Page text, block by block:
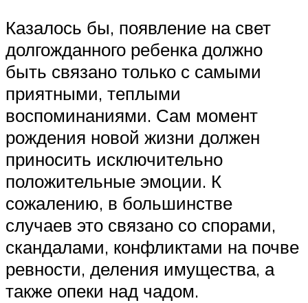
Казалось бы, появление на свет
долгожданного ребенка должно
быть связано только с самыми
приятными, теплыми
воспоминаниями. Сам момент
рождения новой жизни должен
приносить исключительно
положительные эмоции. К
сожалению, в большинстве
случаев это связано со спорами,
скандалами, конфликтами на почве
ревности, деления имущества, а
также опеки над чадом.